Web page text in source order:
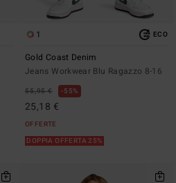
1 ECO
Gold Coast Denim
Jeans Workwear Blu Ragazzo 8-16
55,95 € 55%
25,18 €
OFFERTE
DOPPIA OFFERTA 25%